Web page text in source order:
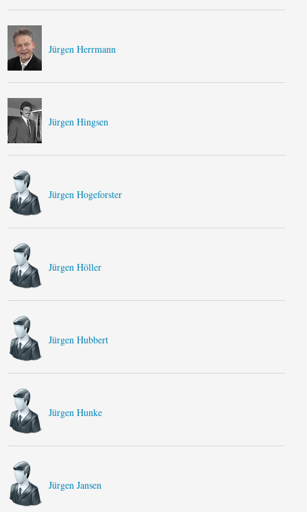
Jürgen Herrmann
Jürgen Hingsen
Jürgen Hogeforster
Jürgen Höller
Jürgen Hubbert
Jürgen Hunke
Jürgen Jansen